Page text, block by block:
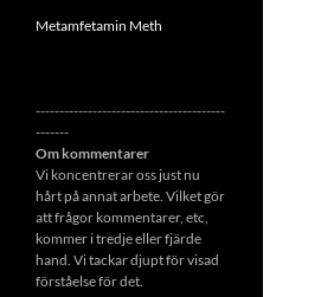
Metamfetamin Meth
----------------------------------------
-------
Om kommentarer
Vi koncentrerar oss just nu
hårt på annat arbete. Vilket gör
att frågor kommentarer, etc,
kommer i tredje eller fjärde
hand. Vi tackar djupt för visad
förståelse för det.